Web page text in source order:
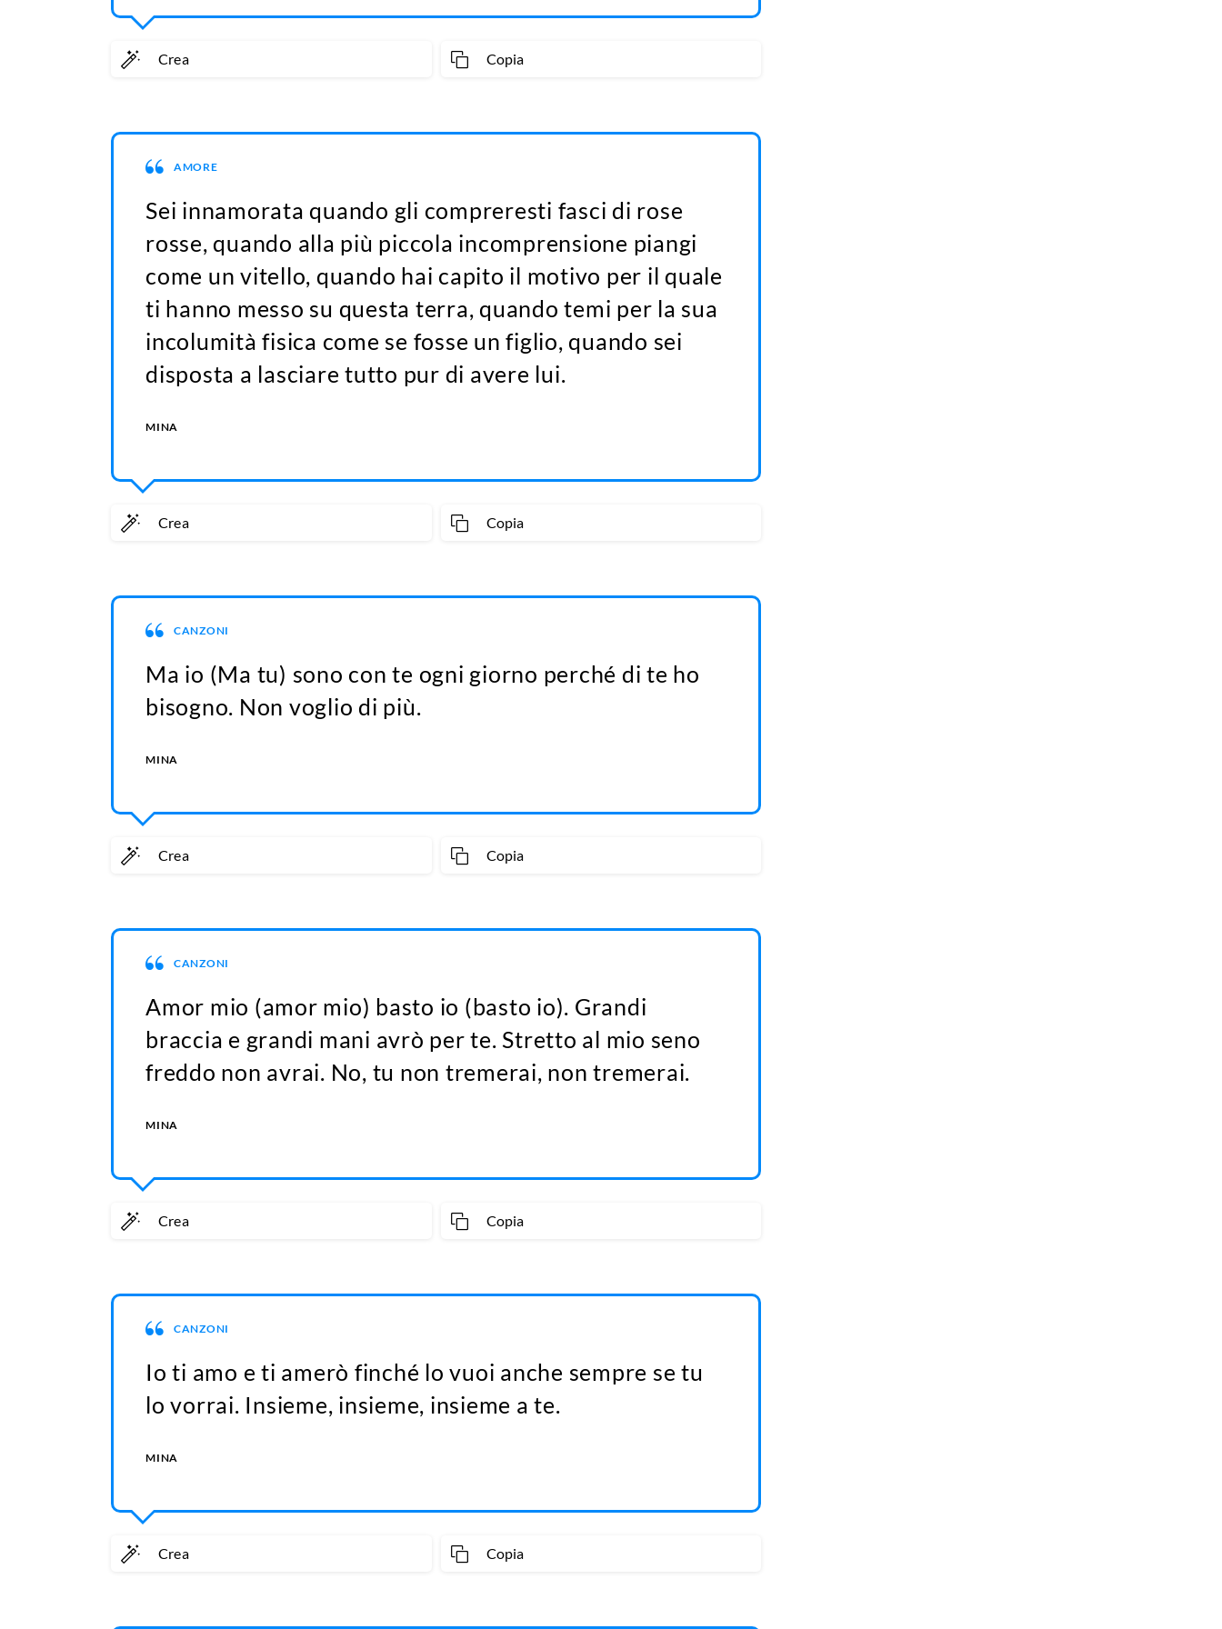
Crea Copia
AMORE
Sei innamorata quando gli compreresti fasci di rose
rosse, quando alla più piccola incomprensione piangi
come un vitello, quando hai capito il motivo per il quale
ti hanno messo su questa terra, quando temi per la sua
incolumità fisica come se fosse un figlio, quando sei
disposta a lasciare tutto pur di avere lui.
MINA
Crea Copia
CANZONI
Ma io (Ma tu) sono con te ogni giorno perché di te ho
bisogno. Non voglio di più.
MINA
Crea Copia
CANZONI
Amor mio (amor mio) basto io (basto io). Grandi
braccia e grandi mani avrò per te. Stretto al mio seno
freddo non avrai. No, tu non tremerai, non tremerai.
MINA
Crea Copia
CANZONI
Io ti amo e ti amerò finché lo vuoi anche sempre se tu
lo vorrai. Insieme, insieme, insieme a te.
MINA
Crea Copia